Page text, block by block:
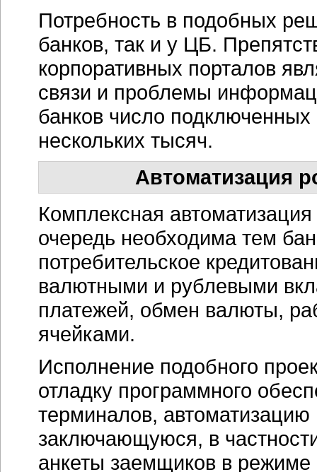
Потребность в подобных
банков, так и у ЦБ.
корпоративных порталов
связи и проблемы
банков число подключенных
нескольких тысяч.
Автоматизация
Комплексная
очередь необходима тем
потребительское
валютными и рублевыми
платежей, обмен валюты,
ячейками.
Исполнение подобного
отладку программного
терминалов, автоматизацию
заключающуюся, в
анкеты заемщиков в